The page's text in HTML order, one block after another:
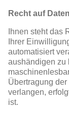
Recht auf
Ihnen steht das
Ihrer
automatisiert
aushändigen zu
Übertragung
verlangen,
ist.